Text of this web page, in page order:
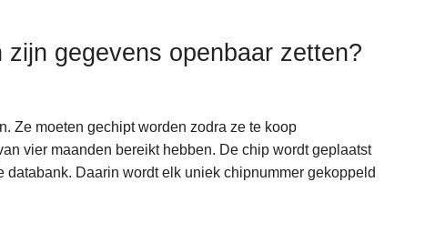
gegevens openbaar zetten?
Ze moeten gechipt worden zodra ze te koop
vier maanden bereikt hebben. De chip wordt geplaatst
Daarin wordt elk uniek chipnummer gekoppeld